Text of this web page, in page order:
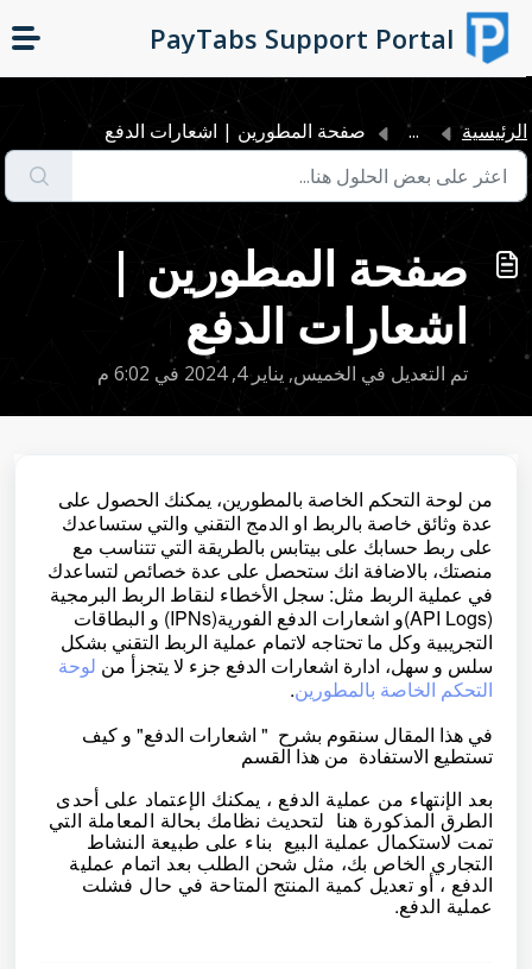
التخطّي إلى المحتوى الرئيسي
PayTabs Support Portal
الرئيسية ... صفحة المطورين | اشعارات الدفع
صفحة المطورين |
اشعارات الدفع
تم التعديل في الخميس, يناير 4, 2024 في 6:02 م
من لوحة التحكم الخاصة بالمطورين، يمكنك الحصول على
عدة وثائق خاصة بالربط او الدمج التقني والتي ستساعدك
على ربط حسابك على بيتابس بالطريقة التي تتناسب مع
منصتك، بالاضافة انك ستحصل على عدة خصائص لتساعدك
في عملية الربط مثل: سجل الأخطاء لنقاط الربط البرمجية
(API Logs)و اشعارات الدفع الفورية(IPNs) و البطاقات
التجريبية وكل ما تحتاجه لاتمام عملية الربط التقني بشكل
سلس و سهل، ادارة اشعارات الدفع جزء لا يتجزأ منلوحة
التحكم الخاصة بالمطورين.
في هذا المقال سنقوم بشرح " اشعارات الدفع" و كيف
تستطيع الاستفادة من هذا القسم
بعد الإنتهاء من عملية الدفع ، يمكنك الإعتماد على أحدى
الطرق المذكورة هنا لتحديث نظامك بحالة المعاملة التي
تمت لاستكمال عملية البيع بناء على طبيعة النشاط
التجاري الخاص بك، مثل شحن الطلب بعد اتمام عملية
الدفع ، أو تعديل كمية المنتج المتاحة في حال فشلت
عملية الدفع.